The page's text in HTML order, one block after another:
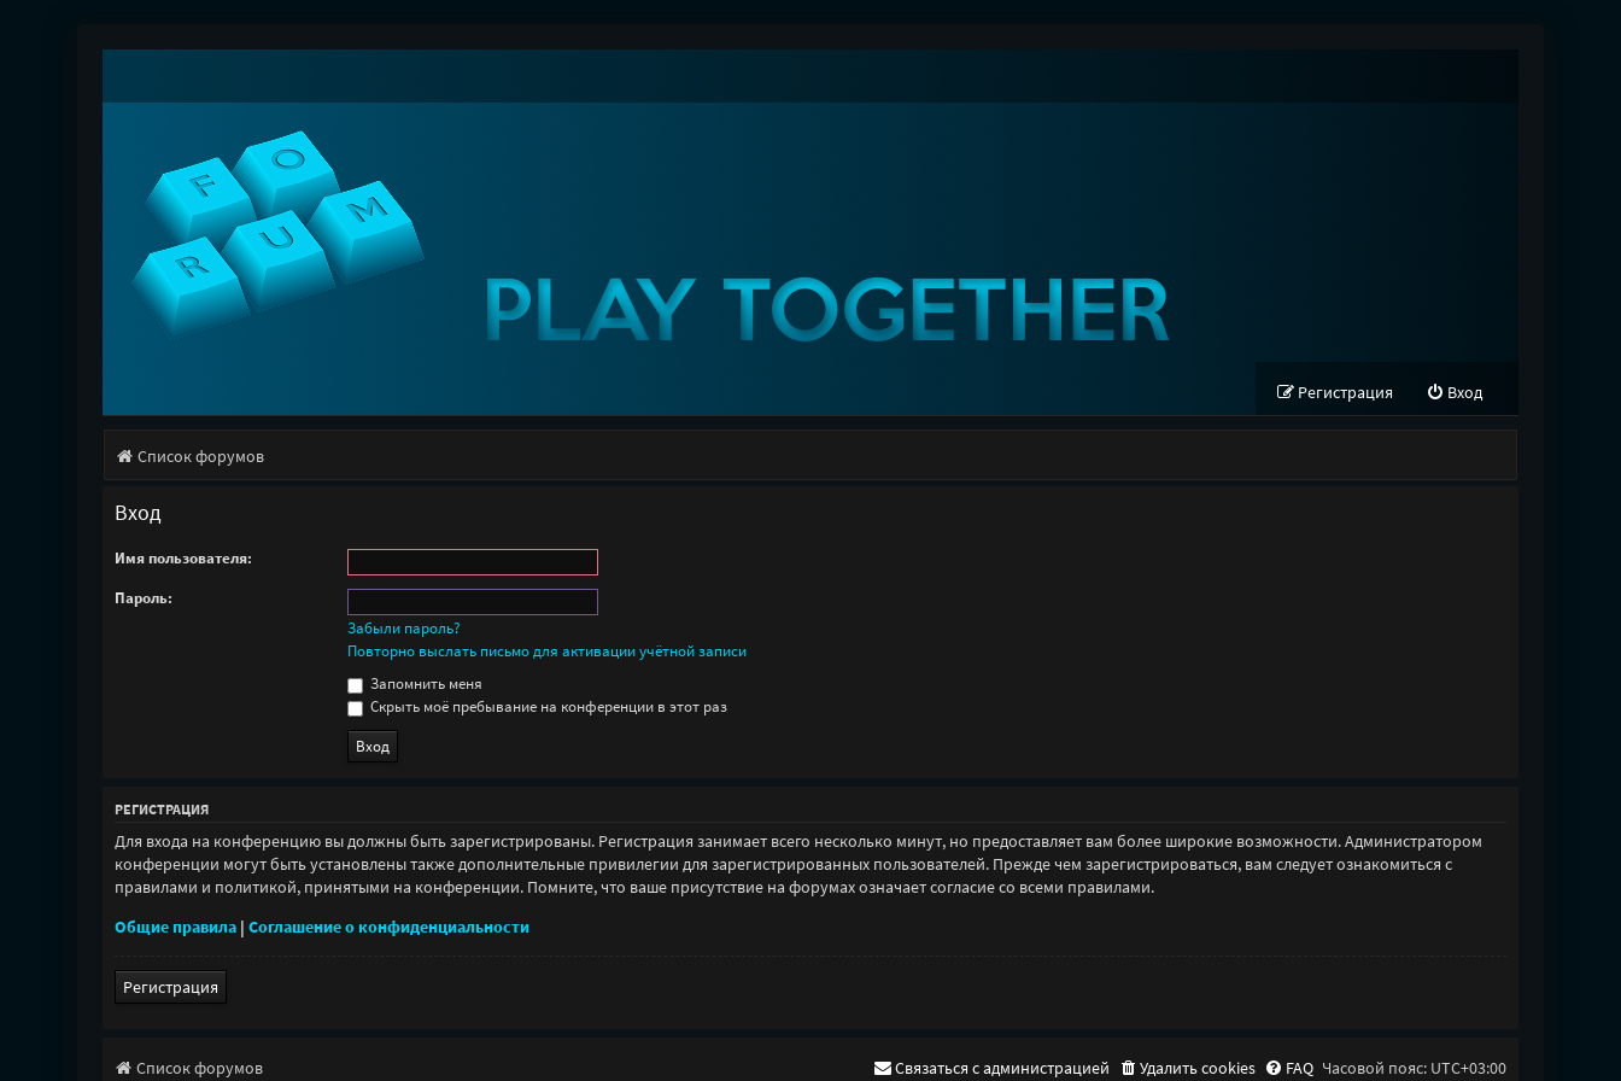
Вход
Регистрация
Список форумов
Вход
Имя пользователя:
Пароль:
Забыли пароль?
Повторно выслать письмо для активации учётной записи
Запомнить меня
Скрыть моё пребывание на конференции в этот раз
РЕГИСТРАЦИЯ
Для входа на конференцию вы должны быть зарегистрированы. Регистрация занимает всего несколько минут, но предоставляет вам более широкие возможности. Администратором
конференции могут быть установлены также дополнительные привилегии для зарегистрированных пользователей. Прежде чем зарегистрироваться, вам следует ознакомиться с
правилами и политикой, принятыми на конференции. Помните, что ваше присутствие на форумах означает согласие со всеми правилами.
Общие правила| Соглашение о конфиденциальности
Регистрация
Список форумов Часовой пояс: UTC+03:00
FAQ
Удалить cookies
Связаться с администрацией